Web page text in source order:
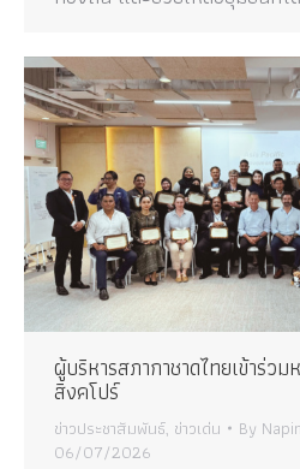
ผู้บริหารสภากาชาดไทยเข้าร่ว
สิงคโปร์
ข่าวประชาสัมพันธ์, ข่าวเด่น By
06/07/2026